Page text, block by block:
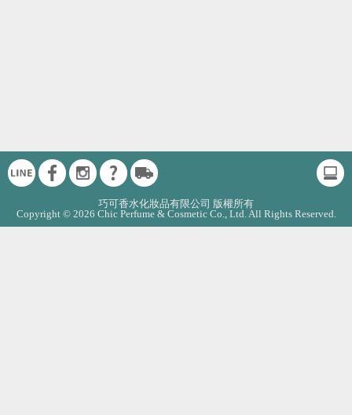
巧可香水化妝品有限公司 版權所有
Copyright © 2026 Chic Perfume & Cosmetic Co., Ltd. All Rights Reserved.